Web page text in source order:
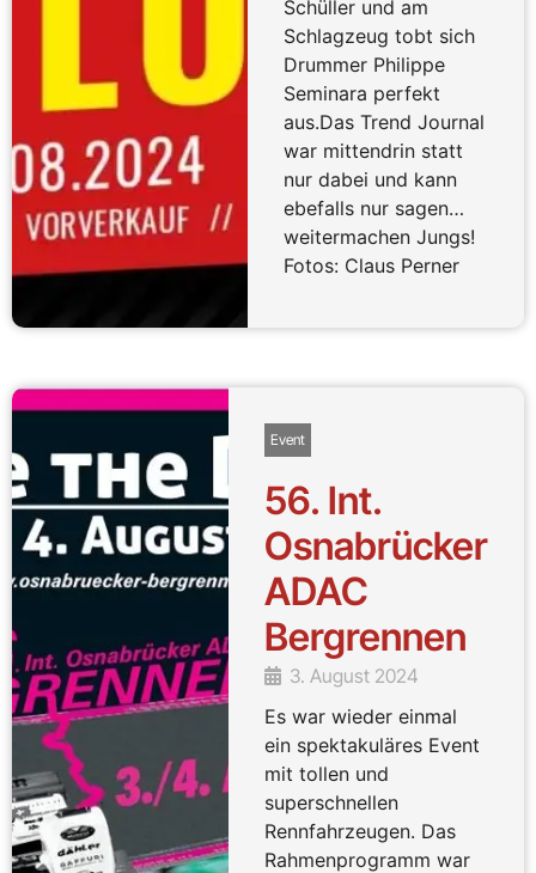
Schüller und am
Schlagzeug tobt sich
Drummer Philippe
Seminara perfekt
aus.Das Trend Journal
war mittendrin statt
nur dabei und kann
ebefalls nur sagen…
weitermachen Jungs!
Fotos: Claus Perner
Event
56. Int.
Osnabrücker
ADAC
Bergrennen
3. August 2024
Es war wieder einmal
ein spektakuläres Event
mit tollen und
superschnellen
Rennfahrzeugen. Das
Rahmenprogramm war